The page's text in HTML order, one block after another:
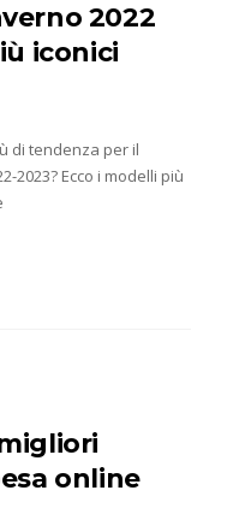
2022
iconici
di tendenza per il
2023? Ecco i modelli più
online